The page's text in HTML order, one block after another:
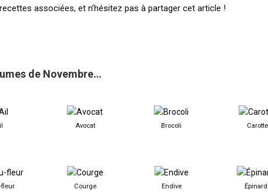
associées, et n’hésitez pas à partager cet article !
de Novembre…
Avocat Brocoli Carotte
fleur Courge Endive